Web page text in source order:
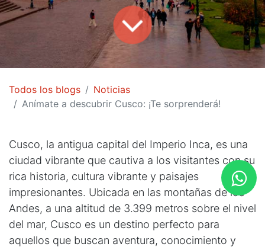
Todos los blogs
Noticias
Anímate a descubrir Cusco: ¡Te sorprenderá!
Cusco, la antigua capital del Imperio Inca, es una
ciudad vibrante que cautiva a los visitantes con su
rica historia, cultura vibrante y paisajes
impresionantes. Ubicada en las montañas de los
Andes, a una altitud de 3.399 metros sobre el nivel
del mar, Cusco es un destino perfecto para
aquellos que buscan aventura, conocimiento y